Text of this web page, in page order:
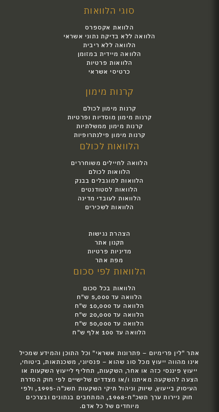
סוגי הלוואות
הלוואת אקספרס
הלוואה ללא בדיקת נתוני אשראי
הלוואה ללא ריבית
הלוואה מיידית במזומן
הלוואות פרטיות
כרטיסי אשראי
קרנות מימון
קרנות מימון לכולם
קרנות מימון מוסדיות ופרטיות
קרנות מימון ממשלתיות
קרנות מימון פילנתרופיות
הלוואות לכולם
הלוואה לחיילים משוחררים
הלוואות לכולם
הלוואות למוגבלים בבנק
הלוואות לסטודנטים
הלוואות לעובדי מדינה
הלוואות לשכירים
הצהרת נגישות
תקנון אתר
מדיניות פרטיות
מפת אתר
הלוואות לפי סכום
הלוואות בכל סכום
הלוואה עד 5,000 ש"ח
הלוואה עד 10,000 ש"ח
הלוואה עד 20,000 ש"ח
הלוואה עד 50,000 ש"ח
הלוואה עד 100 אלף ש"ח
אתר "לין פרימיום – פתרונות אשראי" וכל התוכן והמידע שמכיל
אינו מהווה ייעוץ מכל סוג שהוא – פנסיוני, משכנתאות, ביטוחי,
ייעוץ פיננסי כזה או אחר, השקעות, תחליף לייעוץ השקעות או
הצעה להשקעה מאיתנו ו/או מצדדים שלישיים לפי חוק הסדרת
העיסוק בייעוץ, שיווק וניהול תיקי השקעות תשנ"ה-1995, ולפי
חוק ניירות ערך תשכ"ח-1968, המתחבים בנתונים ובצרכים
מיוחדים של כל אדם.